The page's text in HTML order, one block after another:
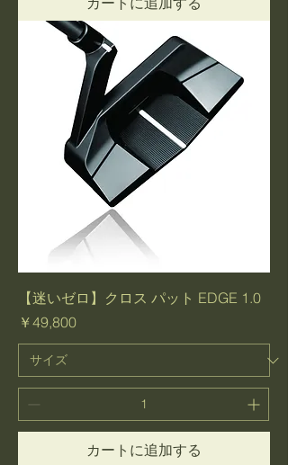
【迷いゼロ】クロス パット EDGE 1.0
価格
￥49,800
カートに追加する